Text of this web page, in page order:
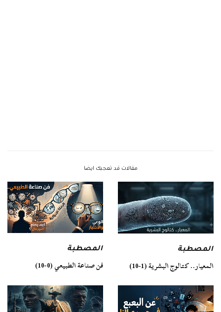
مقالات قد تعجبك ايضا
المصطبة
المعيار.. كتالوج البشرية (1-10)
المصطبة
فن صناعة الطبيعي (0-10)